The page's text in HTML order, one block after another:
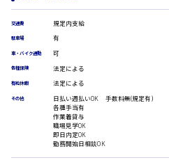
プログラマー
カスタマーエンジニア
販売・サービス・フード系
広島市安芸区
廿日市市
時給制すべて
交通費 規定内支給
駐車場 有
車・バイク通勤 可
各種保険 法定による
有給休暇 法定による
その他
日払い週払いOK 手数料無(規定有)
各種手当有
作業着貸与
職場見学OK
即日内定OK
勤務開始日相談OK